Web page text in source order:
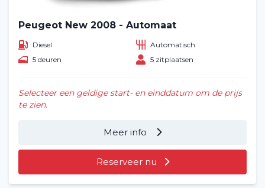
Peugeot New 2008 - Automaat
Diesel
Automatisch
5 deuren
5 zitplaatsen
Selecteer een geldige start- en einddatum om de prijs
te zien.
Meer info
Reserveer nu